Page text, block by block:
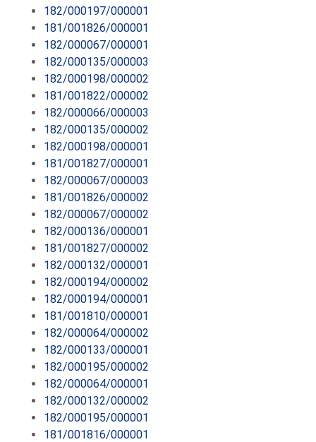
182/000197/000001
181/001826/000001
182/000067/000001
182/000135/000003
182/000198/000002
181/001822/000002
182/000066/000003
182/000135/000002
182/000198/000001
181/001827/000001
182/000067/000003
181/001826/000002
182/000067/000002
182/000136/000001
181/001827/000002
182/000132/000001
182/000194/000002
182/000194/000001
181/001810/000001
182/000064/000002
182/000133/000001
182/000195/000002
182/000064/000001
182/000132/000002
182/000195/000001
181/001816/000001